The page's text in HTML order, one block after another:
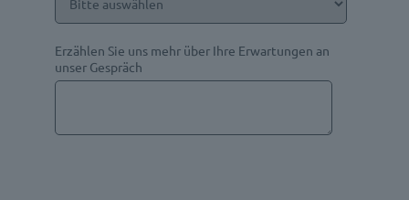
Erzählen Sie uns mehr über Ihre Erwartungen an
unser Gespräch